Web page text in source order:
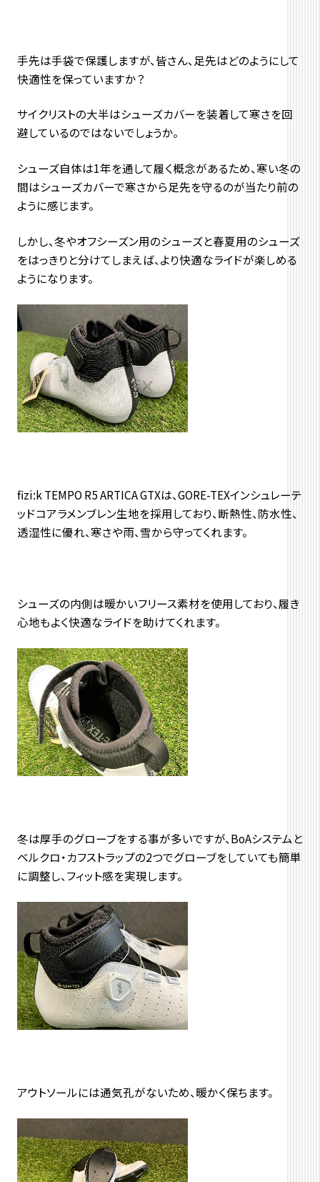
手先は手袋で保護しますが、皆さん、足先はどのようにして
快適性を保っていますか？
サイクリストの大半はシューズカバーを装着して寒さを回
避しているのではないでしょうか。
シューズ自体は1年を通して履く概念があるため、寒い冬の
間はシューズカバーで寒さから足先を守るのが当たり前の
ように感じます。
しかし、冬やオフシーズン用のシューズと春夏用のシューズ
をはっきりと分けてしまえば、より快適なライドが楽しめる
ようになります。
fizi:k TEMPO R5 ARTICA GTXは、GORE-TEXインシュレーテ
ッドコアラメンブレン生地を採用しており、断熱性、防水性、
透湿性に優れ、寒さや雨、雪から守ってくれます。
シューズの内側は暖かいフリース素材を使用しており、履き
心地もよく快適なライドを助けてくれます。
冬は厚手のグローブをする事が多いですが、BoAシステムと
ベルクロ・カフストラップの2つでグローブをしていても簡単
に調整し、フィット感を実現します。
アウトソールには通気孔がないため、暖かく保ちます。